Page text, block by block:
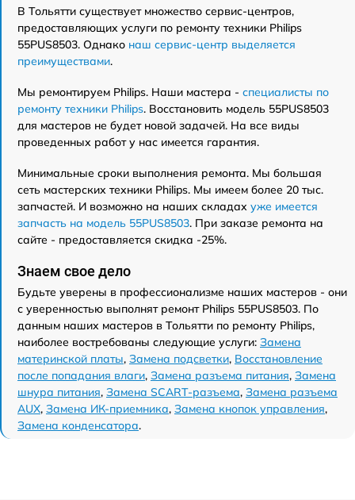
В Тольятти существует множество сервис-центров,
предоставляющих услуги по ремонту техники Philips
55PUS8503. Однако наш сервис-центр выделяется
преимуществами.
Мы ремонтируем Philips. Наши мастера - специалисты по
ремонту техники Philips. Восстановить модель 55PUS8503
для мастеров не будет новой задачей. На все виды
проведенных работ у нас имеется гарантия.
Минимальные сроки выполнения ремонта. Мы большая
сеть мастерских техники Philips. Мы имеем более 20 тыс.
запчастей. И возможно на наших складах уже имеется
запчасть на модель 55PUS8503. При заказе ремонта на
сайте - предоставляется скидка -25%.
Знаем свое дело
Будьте уверены в профессионализме наших мастеров - они
с уверенностью выполнят ремонт Philips 55PUS8503. По
данным наших мастеров в Тольятти по ремонту Philips,
наиболее востребованы следующие услуги: Замена
материнской платы, Замена подсветки, Восстановление
после попадания влаги, Замена разъема питания, Замена
шнура питания, Замена SCART-разъема, Замена разъема
AUX, Замена ИК-приемника, Замена кнопок управления,
Замена конденсатора.